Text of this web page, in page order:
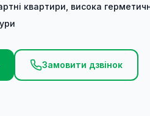
квартири, висока
Замовити дзвінок